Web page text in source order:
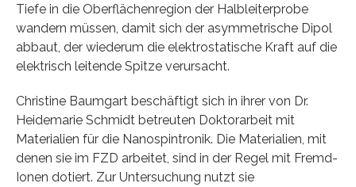
Tiefe in die Oberflächenregion der Halbleiterprobe
wandern müssen, damit sich der asymmetrische Dipol
abbaut, der wiederum die elektrostatische Kraft auf die
elektrisch leitende Spitze verursacht.
Christine Baumgart beschäftigt sich in ihrer von Dr.
Heidemarie Schmidt betreuten Doktorarbeit mit
Materialien für die Nanospintronik. Die Materialien, mit
denen sie im FZD arbeitet, sind in der Regel mit Fremd-
Ionen dotiert. Zur Untersuchung nutzt sie